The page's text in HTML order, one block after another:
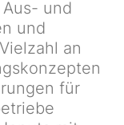
und
und
an
für